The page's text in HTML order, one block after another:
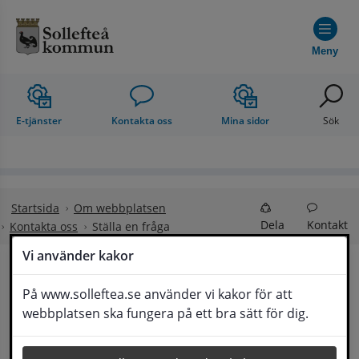
Vi använder kakor
På www.solleftea.se använder vi kakor för att
webbplatsen ska fungera på ett bra sätt för dig.
Meny
E-tjänster Kontakta oss Mina sidor Sök
Startsida
Om webbplatsen
Kontakta oss
Ställa en fråga Dela Kontakt
Ställa en fråga
Om din fråga är omfattande kan det bli aktuellt